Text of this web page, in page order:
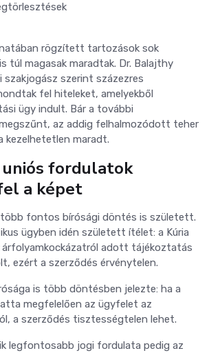
rögzített tartozások sok
túl magasak maradtak. Dr. Balajthy
szerint százezres
fel hiteleket, amelyekből
ügy indult. Bár a további
az addig felhalmozódott teher
kezelhetetlen maradt.
uniós fordulatok
a képet
több fontos bírósági döntés is született.
ügyben idén született ítélet: a Kúria
adott tájékoztatás
ezért a szerződés érvénytelen.
is több döntésben jelezte: ha a
megfelelően az ügyfelet az
a szerződés tisztességtelen lehet.
legfontosabb jogi fordulata pedig az